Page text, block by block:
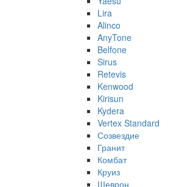
Lira
Alinco
AnyTone
Belfone
Sirus
Retevis
Kenwood
Kirisun
Kydera
Vertex Standard
Созвездие
Гранит
Комбат
Круиз
Шеврон